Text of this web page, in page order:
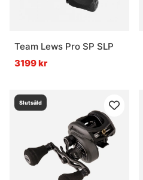
Team Lews Pro SP SLP
3199 kr
Slutsåld